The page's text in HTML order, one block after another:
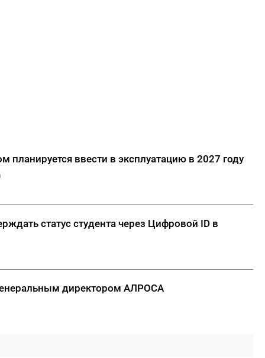
планируется ввести в эксплуатацию в 2027 году
статус студента через Цифровой ID в
директором АЛРОСА